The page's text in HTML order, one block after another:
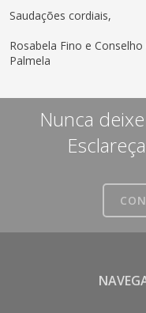
Saudações cordiais,
Rosabela Fino e
Palmela
Nunca